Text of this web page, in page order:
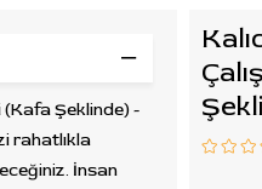
(Kafa Şeklinde) -
rahatlıkla
İnsan